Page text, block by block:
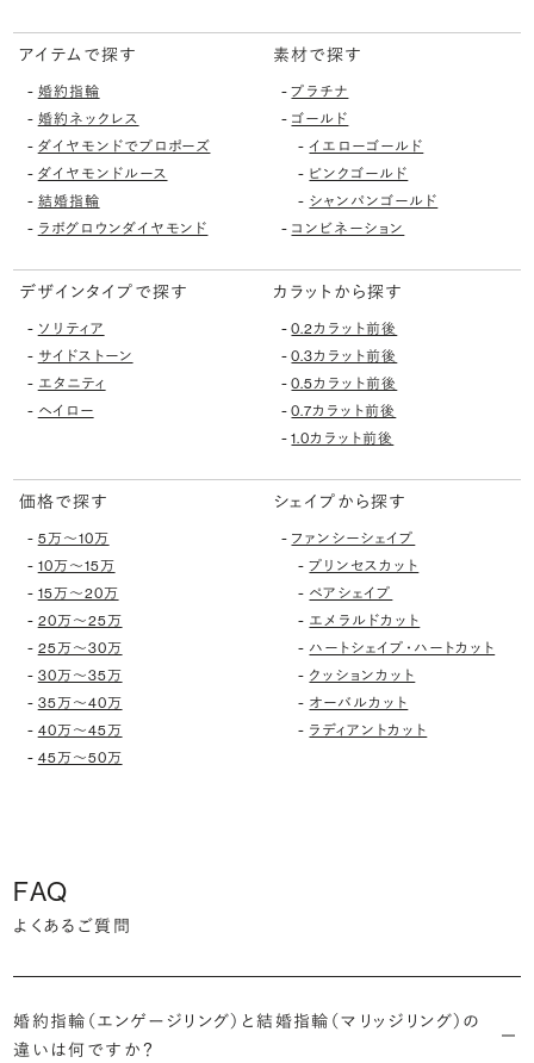
アイテムで探す
- 婚約指輪
- 婚約ネックレス
- ダイヤモンドでプロポーズ
- ダイヤモンドルース
- 結婚指輪
- ラボグロウンダイヤモンド
素材で探す
-プラチナ
- ゴールド
-イエローゴールド
- ピンクゴールド
- シャンパンゴールド
- コンビネーション
デザインタイプで探す
- ソリティア
- サイドストーン
- エタニティ
- ヘイロー
カラットから探す
-0.2カラット前後
-0.3カラット前後
-0.5カラット前後
-0.7カラット前後
-1.0カラット前後
価格で探す
- 5万〜10万
- 10万〜15万
- 15万〜20万
- 20万〜25万
- 25万〜30万
- 30万〜35万
- 35万〜40万
- 40万〜45万
- 45万〜50万
シェイプから探す
- ファンシーシェイプ
-プリンセスカット
- ペアシェイプ
- エメラルドカット
- ハートシェイプ・ハートカット
- クッションカット
- オーバルカット
- ラディアントカット
FAQ
よくあるご質問
婚約指輪（エンゲージリング）と結婚指輪（マリッジリング）の
違いは何ですか？